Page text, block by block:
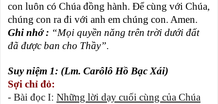
con luôn có Chúa đồng hành. Ðể cùng với Chúa,
chúng con ra đi với anh em chúng con. Amen.
Ghi nhớ : “Mọi quyền năng trên trời dưới đất
đã được ban cho Thầy”.
Suy niệm 1: (Lm. Carôlô Hồ Bạc Xái)
Sợi chỉ đỏ:
- Bài đọc I: Những lời dạy cuối cùng của Chúa